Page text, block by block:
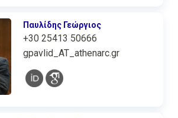
Παυλίδης Γεώργιος
+30 25413 50666
gpavlid_AT_athenarc.gr